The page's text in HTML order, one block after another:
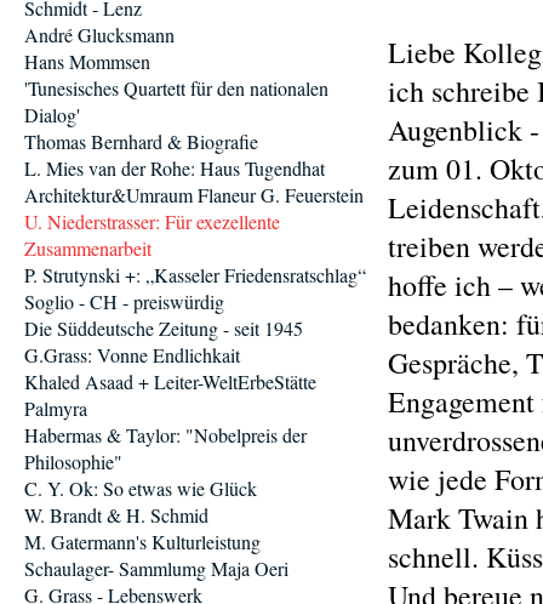
Liebe
ich schreibe
Augenblick
zum 01.
treiben
hoffe ich –
bedanken:
Gespräche,
wie jede
Mark Twain
schnell.
Und bereue
Schmidt - Lenz
André Glucksmann
Hans Mommsen
'Tunesisches Quartett für den nationalen
Dialog'
Thomas Bernhard & Biografie
L. Mies van der Rohe: Haus Tugendhat
Architektur&Umraum Flaneur G. Feuerstein
U. Niederstrasser: Für exezellente
Zusammenarbeit
P. Strutynski +: „Kasseler Friedensratschlag“
Soglio - CH - preiswürdig
Die Süddeutsche Zeitung - seit 1945
G.Grass: Vonne Endlichkait
Khaled Asaad + Leiter-WeltErbeStätte
Palmyra
Habermas & Taylor: "Nobelpreis der
Philosophie"
C. Y. Ok: So etwas wie Glück
W. Brandt & H. Schmid
M. Gatermann's Kulturleistung
Schaulager- Sammlumg Maja Oeri
G. Grass - Lebenswerk